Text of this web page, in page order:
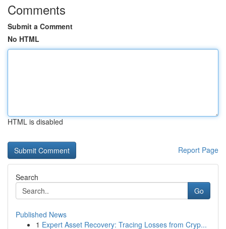
Comments
Submit a Comment
No HTML
HTML is disabled
Report Page
Search
Go
Published News
1 Expert Asset Recovery: Tracing Losses from Cryp...